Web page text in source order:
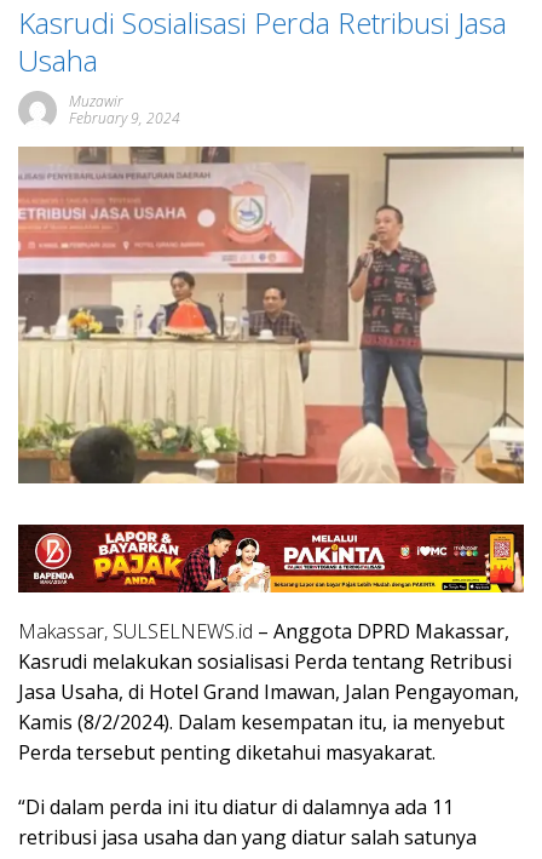
Kasrudi Sosialisasi Perda Retribusi Jasa
Usaha
Muzawir
February 9, 2024
Makassar, SULSELNEWS.id – Anggota DPRD Makassar,
Kasrudi melakukan sosialisasi Perda tentang Retribusi
Jasa Usaha, di Hotel Grand Imawan, Jalan Pengayoman,
Kamis (8/2/2024). Dalam kesempatan itu, ia menyebut
Perda tersebut penting diketahui masyakarat.
“Di dalam perda ini itu diatur di dalamnya ada 11
retribusi jasa usaha dan yang diatur salah satunya